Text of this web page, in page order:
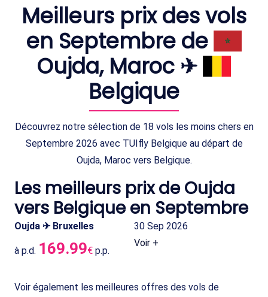
Meilleurs prix des vols
en Septembre de
Oujda, Maroc ✈
Belgique
Découvrez notre sélection de 18 vols les moins chers en
Septembre 2026 avec TUIfly Belgique au départ de
Oujda, Maroc vers Belgique.
Les meilleurs prix de Oujda
vers Belgique en Septembre
Oujda ✈ Bruxelles 30 Sep 2026
à p.d. 169.99€ p.p.
Voir +
Voir également les meilleures offres des vols de